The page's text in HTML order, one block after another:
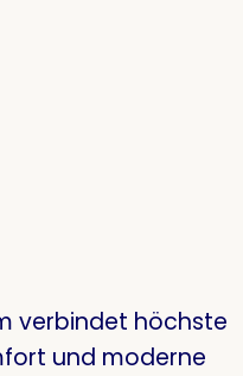
verbindet höchste
und moderne